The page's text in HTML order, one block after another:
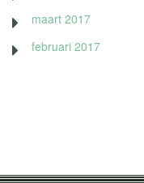
maart 2017
februari 2017